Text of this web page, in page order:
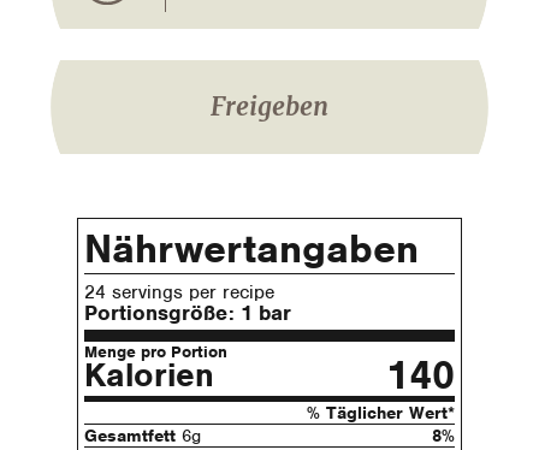
Freigeben
Nährwertangaben
24 servings per recipe
Portionsgröße: 1 bar
Menge pro Portion
Kalorien 140
% Täglicher Wert*
Gesamtfett 6g
8%